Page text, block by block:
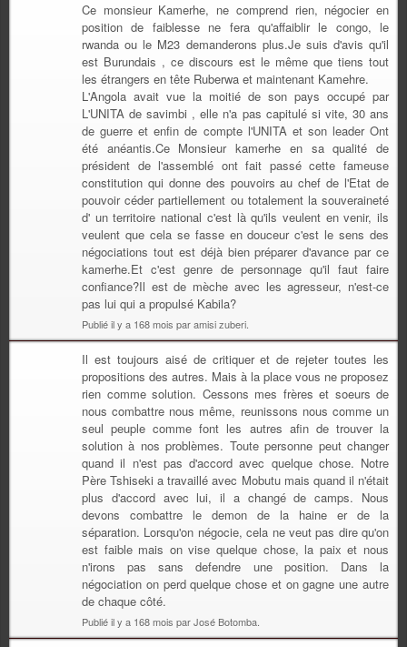
Ce monsieur Kamerhe, ne comprend rien, négocier en
position de faiblesse ne fera qu'affaiblir le congo, le
rwanda ou le M23 demanderons plus.Je suis d'avis qu'il
est Burundais , ce discours est le même que tiens tout
les étrangers en tête Ruberwa et maintenant Kamehre.
L'Angola avait vue la moitié de son pays occupé par
L'UNITA de savimbi , elle n'a pas capitulé si vite, 30 ans
de guerre et enfin de compte l'UNITA et son leader Ont
été anéantis.Ce Monsieur kamerhe en sa qualité de
président de l'assemblé ont fait passé cette fameuse
constitution qui donne des pouvoirs au chef de l'Etat de
pouvoir céder partiellement ou totalement la souveraineté
d' un territoire national c'est là qu'ils veulent en venir, ils
veulent que cela se fasse en douceur c'est le sens des
négociations tout est déjà bien préparer d'avance par ce
kamerhe.Et c'est genre de personnage qu'il faut faire
confiance?Il est de mèche avec les agresseur, n'est-ce
pas lui qui a propulsé Kabila?
Publié il y a 168 mois par amisi zuberi.
Il est toujours aisé de critiquer et de rejeter toutes les
propositions des autres. Mais à la place vous ne proposez
rien comme solution. Cessons mes frères et soeurs de
nous combattre nous même, reunissons nous comme un
seul peuple comme font les autres afin de trouver la
solution à nos problèmes. Toute personne peut changer
quand il n'est pas d'accord avec quelque chose. Notre
Père Tshiseki a travaillé avec Mobutu mais quand il n'était
plus d'accord avec lui, il a changé de camps. Nous
devons combattre le demon de la haine er de la
séparation. Lorsqu'on négocie, cela ne veut pas dire qu'on
est faible mais on vise quelque chose, la paix et nous
n'irons pas sans defendre une position. Dans la
négociation on perd quelque chose et on gagne une autre
de chaque côté.
Publié il y a 168 mois par José Botomba.